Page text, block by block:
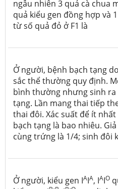
ngẫu nhiên 3 quả cà chua
quả kiểu gen đồng hợp và
từ số quả đỏ ở F1 là
Ở người, bệnh bạch tạng
sắc thể thường quy định.
bình thường nhưng sinh ra
tạng. Lần mang thai tiếp
thai đôi. Xác suất để ít
bạch tạng là bao nhiêu.
cùng trứng là 1/4; sinh đôi
Ở người, kiểu gen IAIA, IAIO